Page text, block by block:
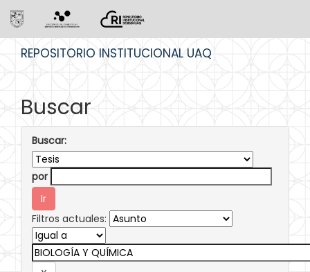
REPOSITORIO INSTITUCIONAL UAQ
Buscar
Buscar:
por
Filtros actuales: